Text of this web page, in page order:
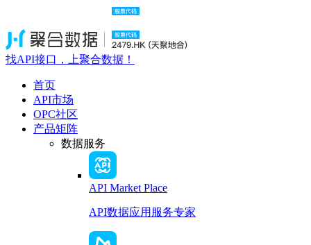
找API接口，上聚合数据！
首页
API市场
OPC社区
产品矩阵
数据服务
API Market Place
API数据应用服务专家